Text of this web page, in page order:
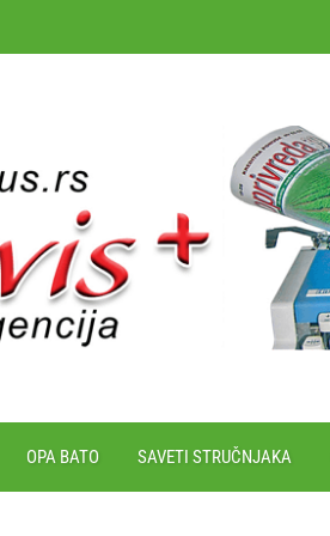
OPA BATO SAVETI STRUČNJAKA